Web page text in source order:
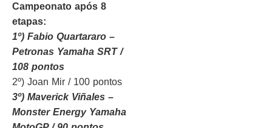
Campeonato após 8
etapas:
1º) Fabio Quartararo –
Petronas Yamaha SRT /
108 pontos
2º) Joan Mir / 100 pontos
3º) Maverick Viñales –
Monster Energy Yamaha